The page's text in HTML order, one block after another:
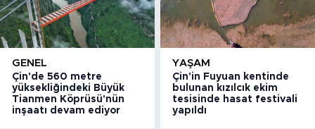
GENEL
Çin'de 560 metre
yüksekliğindeki Büyük
Tianmen Köprüsü'nün
inşaatı devam ediyor
YAŞAM
Çin'in Fuyuan kentinde
bulunan kızılcık ekim
tesisinde hasat festivali
yapıldı